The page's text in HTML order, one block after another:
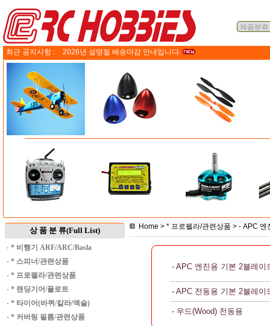
최근 공지사항 : 2026년 설명절 배송마감 안내입니다.
상 품 분 류(Full List)
· * 비행기 ARF/ARC/Basla
· * 스피너/관련상품
· * 프로펠라/관련상품
· * 랜딩기어/플로트
· * 타이어(바퀴/칼라/엑슬)
· * 커버링 필름/관련상품
Home > * 프로펠라/관련상품 > - APC 엔
- APC 엔진용 기본 2블레이
- APC 전동용 기본 2블레이
- 우드(Wood) 전동용